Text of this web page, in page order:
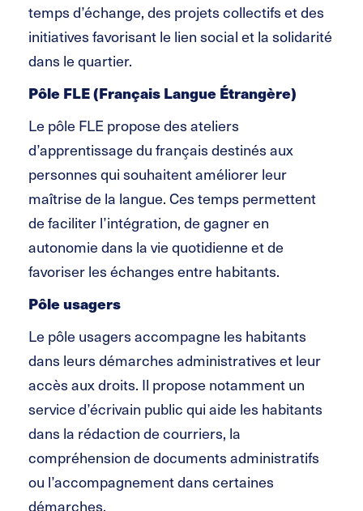
temps d’échange, des projets collectifs et des
initiatives favorisant le lien social et la solidarité
dans le quartier.
Pôle FLE (Français Langue Étrangère)
Le pôle FLE propose des ateliers
d’apprentissage du français destinés aux
personnes qui souhaitent améliorer leur
maîtrise de la langue. Ces temps permettent
de faciliter l’intégration, de gagner en
autonomie dans la vie quotidienne et de
favoriser les échanges entre habitants.
Pôle usagers
Le pôle usagers accompagne les habitants
dans leurs démarches administratives et leur
accès aux droits. Il propose notamment un
service d’écrivain public qui aide les habitants
dans la rédaction de courriers, la
compréhension de documents administratifs
ou l’accompagnement dans certaines
démarches.